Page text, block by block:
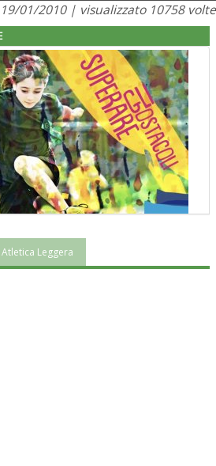
01/2010 | visualizzato 10758 volte
di Tiziano Pesce al CN Uisp
Leggera